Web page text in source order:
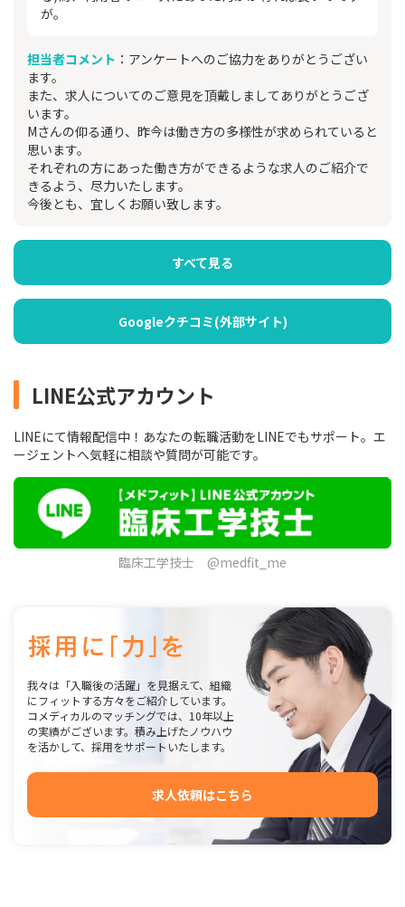
が。
担当者コメント ：アンケートへのご協力をありがとうござい
ます。
また、求人についてのご意見を頂戴しましてありがとうござ
います。
Mさんの仰る通り、昨今は働き方の多様性が求められていると
思います。
それぞれの方にあった働き方ができるような求人のご紹介で
きるよう、尽力いたします。
今後とも、宜しくお願い致します。
すべて見る
Googleクチコミ(外部サイト)
LINE公式アカウント
LINEにて情報配信中！あなたの転職活動をLINEでもサポート。エ
ージェントへ気軽に相談や質問が可能です。
臨床工学技士 @medfit_me
我々は「入職後の活躍」を見据えて、組織
にフィットする方々をご紹介しています。
コメディカルのマッチングでは、10年以上
の実績がございます。積み上げたノウハウ
を活かして、採用をサポートいたします。
求人依頼はこちら